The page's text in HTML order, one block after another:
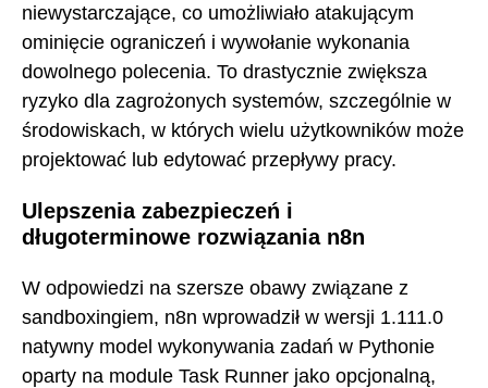
niewystarczające, co umożliwiało atakującym
ominięcie ograniczeń i wywołanie wykonania
dowolnego polecenia. To drastycznie zwiększa
ryzyko dla zagrożonych systemów, szczególnie w
środowiskach, w których wielu użytkowników może
projektować lub edytować przepływy pracy.
Ulepszenia zabezpieczeń i
długoterminowe rozwiązania n8n
W odpowiedzi na szersze obawy związane z
sandboxingiem, n8n wprowadził w wersji 1.111.0
natywny model wykonywania zadań w Pythonie
oparty na module Task Runner jako opcjonalną,